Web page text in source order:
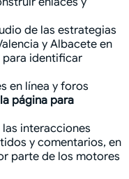
de las estrategias
y Albacete en
para identificar
en línea y foros
página para
interacciones
y comentarios, en
parte de los motores